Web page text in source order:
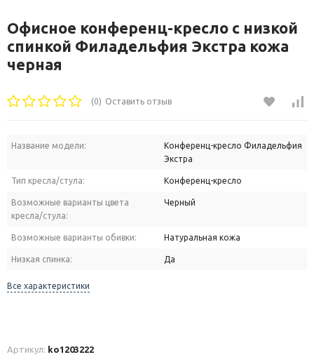
Офисное конференц-кресло с низкой
спинкой Филадельфия Экстра кожа
черная
(0) Оставить отзыв
Название модели:
Конференц-кресло Филадельфия
Экстра
Тип кресла/стула: Конференц-кресло
Возможные варианты цвета
кресла/стула:
Черный
Возможные варианты обивки: Натуральная кожа
Низкая спинка: Да
Все характеристики
Артикул: ko1203222